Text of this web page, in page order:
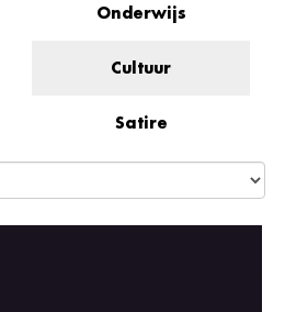
Onderwijs
Cultuur
Satire